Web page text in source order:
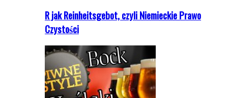
R jak Reinheitsgebot, czyli Niemieckie Prawo
Czystości